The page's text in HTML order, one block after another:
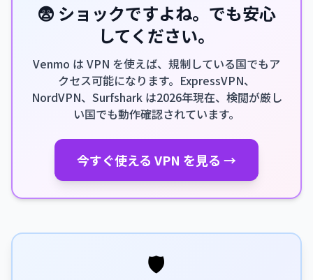
😨 ショックですよね。でも安心
してください。
Venmo は VPN を使えば、規制している国でもア
クセス可能になります。ExpressVPN、
NordVPN、Surfshark は2026年現在、検閲が厳し
い国でも動作確認されています。
今すぐ使える VPN を見る →
🛡️